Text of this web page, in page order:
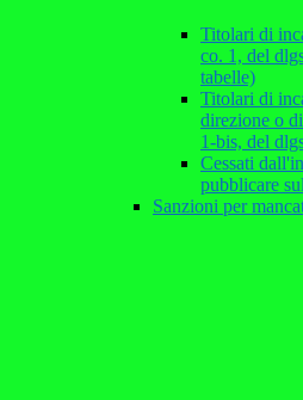
Titolari di
co. 1, del
tabelle)
Titolari di
direzione o
1-bis, del
Cessati
pubblicare
Sanzioni per